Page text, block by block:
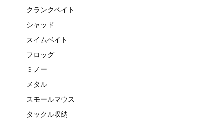
クランクベイト
シャッド
スイムベイト
フロッグ
ミノー
メタル
スモールマウス
タックル収納